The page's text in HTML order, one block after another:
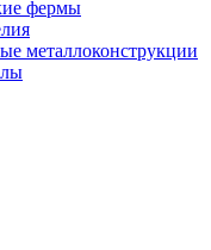
фермы
металлоконструкции